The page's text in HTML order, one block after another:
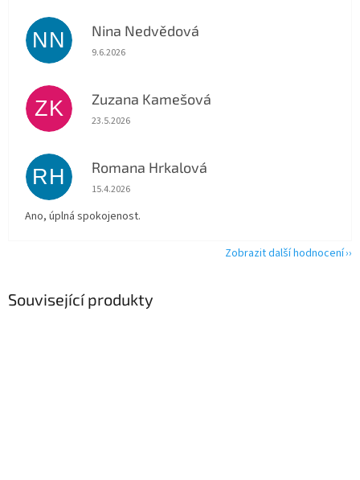
Související produkty
NN Nina Nedvědová
Hodnocení obchodu je 5 z 5 hvězdiček.
9.6.2026
ZK Zuzana Kamešová
Hodnocení obchodu je 5 z 5 hvězdiček.
23.5.2026
RH Romana Hrkalová
Hodnocení obchodu je 5 z 5 hvězdiček.
15.4.2026
Ano, úplná spokojenost.
Zobrazit další hodnocení